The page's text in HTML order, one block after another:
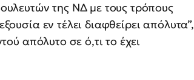
της ΝΔ με τους τρόπους
εν τέλει διαφθείρει απόλυτα”,
απόλυτο σε ό,τι το έχει